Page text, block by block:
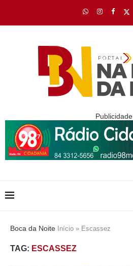
Publicidade
Boca da Noite Início » Escassez
TAG: ESCASSEZ